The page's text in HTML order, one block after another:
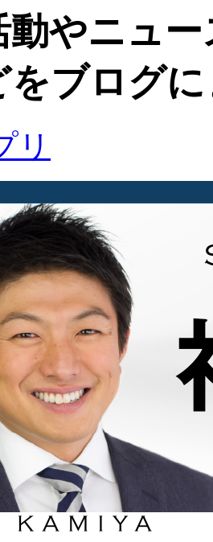
動やニュ
をブログ
リ